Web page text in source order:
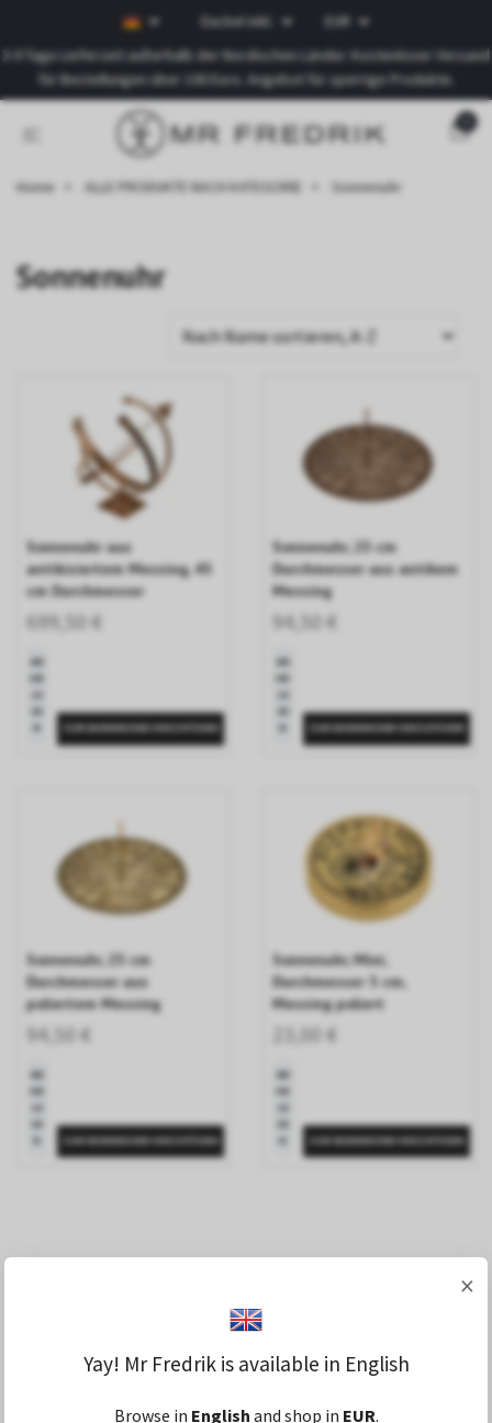
Dackel inkl.
EUR
3-9 Tage Lieferzeit außerhalb der Nordischen Länder. Kostenloser Versand
für Bestellungen über 100 Euro. Angebot für sperrige Produkte.
Home ALLE PRODUKTE NACH KATEGORIE Sonnenuhr
Sonnenuhr
Sonnenuhr aus
antikisiertem Messing, 45
cm Durchmesser
699,50 €
Sonnenuhr, 25 cm
Durchmesser aus antikem
Messing
94,50 €
Sonnenuhr, 25 cm
Durchmesser aus
poliertem Messing
94,50 €
ME
HR
LE
SE
Sonnenuhr, Mini,
Durchmesser 5 cm,
Messing poliert
23,00 €
ME
HR
LE
SE
×
Yay! Mr Fredrik is available in English
Browse in English and shop in EUR.